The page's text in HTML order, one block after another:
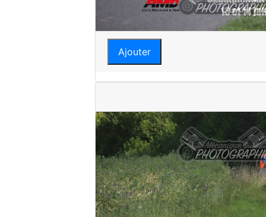
Ajouter